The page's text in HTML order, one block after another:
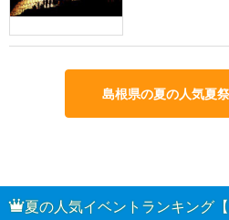
島根県の夏の人気夏
夏の人気イベントランキング【